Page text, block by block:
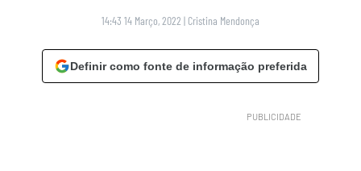
14:43 14 Março, 2022 | Cristina Mendonça
Definir como fonte de informação preferida